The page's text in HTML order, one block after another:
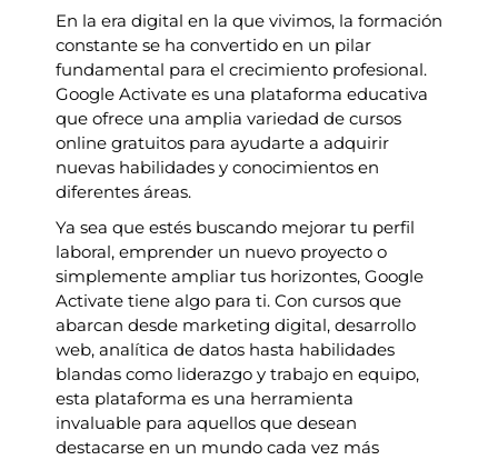
En la era digital en la que vivimos, la formación
constante se ha convertido en un pilar
fundamental para el crecimiento profesional.
Google Activate es una plataforma educativa
que ofrece una amplia variedad de cursos
online gratuitos para ayudarte a adquirir
nuevas habilidades y conocimientos en
diferentes áreas.
Ya sea que estés buscando mejorar tu perfil
laboral, emprender un nuevo proyecto o
simplemente ampliar tus horizontes, Google
Activate tiene algo para ti. Con cursos que
abarcan desde marketing digital, desarrollo
web, analítica de datos hasta habilidades
blandas como liderazgo y trabajo en equipo,
esta plataforma es una herramienta
invaluable para aquellos que desean
destacarse en un mundo cada vez más